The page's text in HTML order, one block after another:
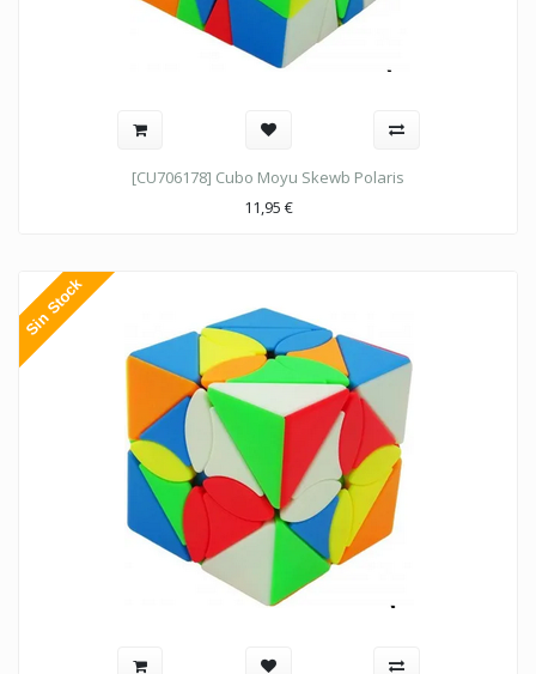
[CU706178] Cubo Moyu Skewb Polaris
11,95 €
Sin Stock